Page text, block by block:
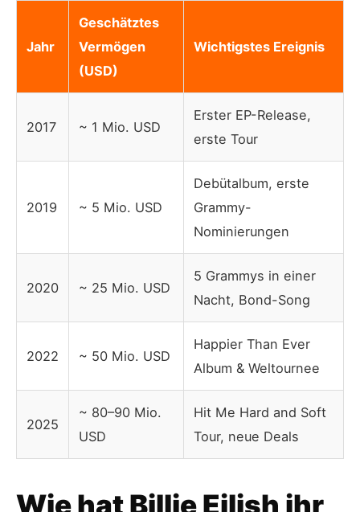
Jahr
Geschätztes
Vermögen
(USD)
Wichtigstes Ereignis
2017 ~ 1 Mio. USD
Erster EP-Release,
erste Tour
2019 ~ 5 Mio. USD
Debütalbum, erste
Grammy-
Nominierungen
2020 ~ 25 Mio. USD
5 Grammys in einer
Nacht, Bond-Song
2022 ~ 50 Mio. USD
Happier Than Ever
Album & Weltournee
2025
~ 80–90 Mio.
USD
Hit Me Hard and Soft
Tour, neue Deals
Wie hat Billie Eilish ihr